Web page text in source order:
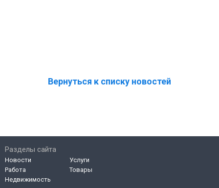
Вернуться к списку новостей
Разделы сайта
Новости
Работа
Недвижимость
Услуги
Товары